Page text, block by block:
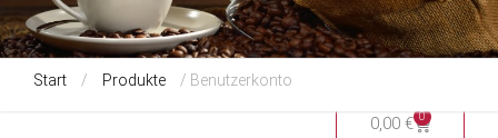
Start / Produkte / Benutzerkonto
0,00 € 0